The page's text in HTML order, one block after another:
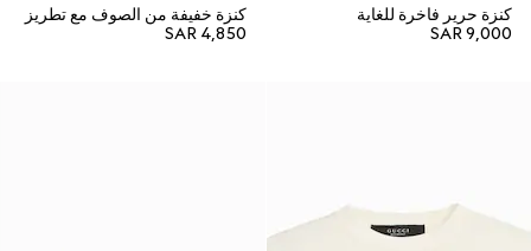
كنزة حرير فاخرة للغاية
SAR 9,000
كنزة خفيفة من الصوف مع تطريز
SAR 4,850